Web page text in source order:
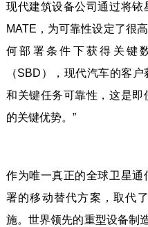
现代建筑设备公司通过将
MATE，为可靠性设定了很
何部署条件下获得关键
（SBD），现代汽车的客
和关键任务可靠性，这是
的关键优势。”
作为唯一真正的全球卫星
署的移动替代方案，取代
施。世界领先的重型设备制